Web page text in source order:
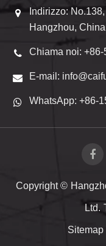
Indirizzo:
Hangzhou,
Chiama noi:
E-mail:
WhatsApp: +86-
Copyright ©
Ltd.
Sitemap